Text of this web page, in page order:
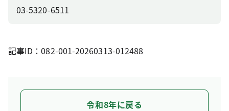
03-5320-6511
記事ID：082-001-20260313-012488
令和8年に戻る